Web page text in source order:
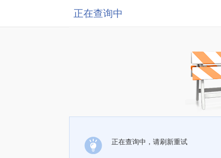
正在查询中
正在查询中，请刷新重试